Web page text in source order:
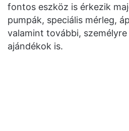
fontos eszköz is érkezik
pumpák, speciális mérleg,
valamint további,
ajándékok is.